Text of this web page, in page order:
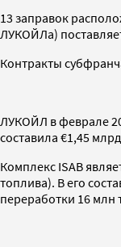
13 заправок
ЛУКОЙЛа)
Контракты
ЛУКОЙЛ в феврале
составила €1,45
Комплекс ISAB
топлива). В его
переработки 16 млн